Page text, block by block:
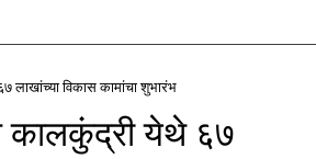
लाखांच्या विकास कामांचा शुभारंभ
कालकुंद्री येथे ६७